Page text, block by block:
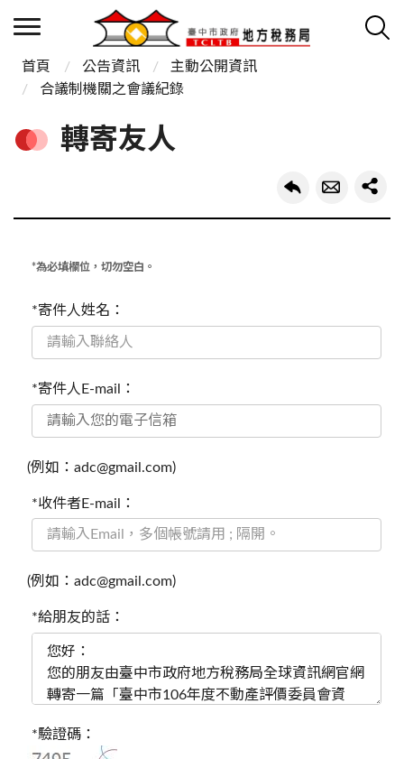
首頁 公告資訊
主動公開資訊
合議制機關之會議紀錄
轉寄友人
*為必填欄位，切勿空白。
*寄件人姓名：
*寄件人E-mail：
(例如：adc@gmail.com)
*收件者E-mail：
(例如：adc@gmail.com)
*給朋友的話：
*驗證碼：